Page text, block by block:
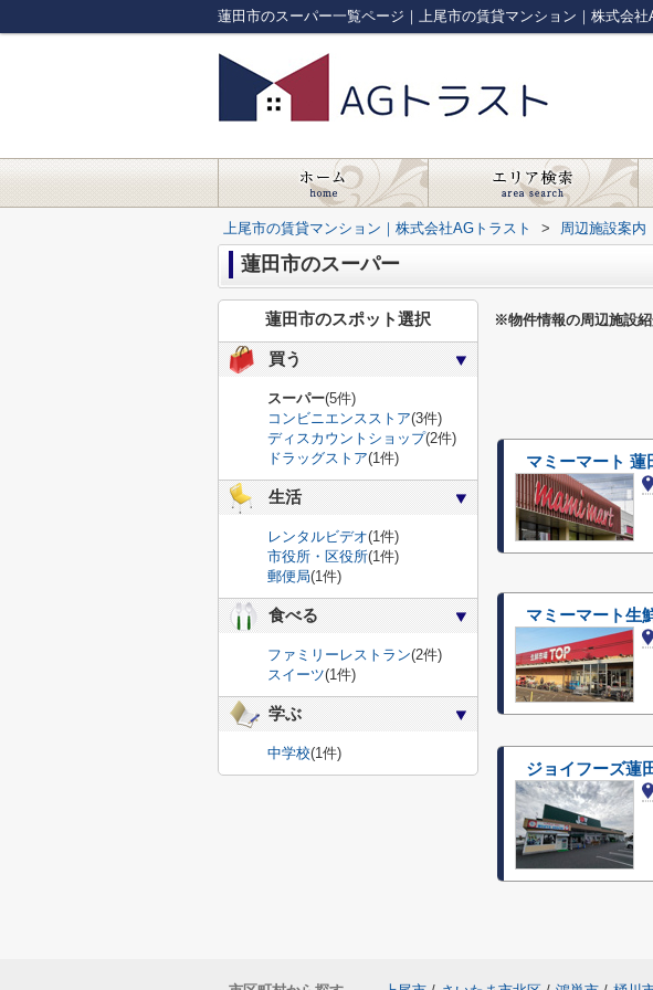
蓮田市のスーパー一覧ページ｜上尾市の賃貸マンション｜株式会社
上尾市の賃貸マンション｜株式会社AGトラスト > 周辺施設案内
蓮田市のスーパー
※物件情報の周辺施設紹
マミーマート 蓮
マミーマート生
ジョイフーズ蓮
蓮田市のスポット選択
買う
スーパー(5件)
コンビニエンスストア(3件)
ディスカウントショップ(2件)
ドラッグストア(1件)
生活
レンタルビデオ(1件)
市役所・区役所(1件)
郵便局(1件)
食べる
ファミリーレストラン(2件)
スイーツ(1件)
学ぶ
中学校(1件)